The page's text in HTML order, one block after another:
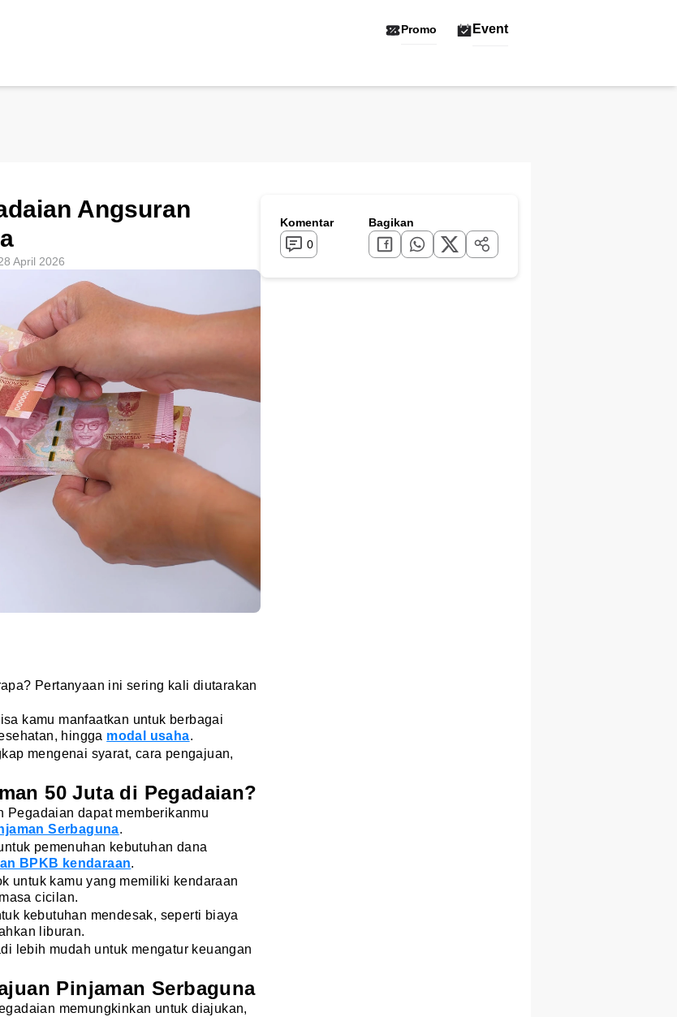
Promo Event
Angsuran
April 2026
Pertanyaan ini sering kali diutarakan
kamu manfaatkan untuk berbagai
hingga modal usaha.
mengenai syarat, cara pengajuan,
50 Juta di Pegadaian?
Pegadaian dapat memberikanmu
Serbaguna.
pemenuhan kebutuhan dana
BPKB kendaraan.
untuk kamu yang memiliki kendaraan
cicilan.
kebutuhan mendesak, seperti biaya
liburan.
lebih mudah untuk mengatur keuangan
Pinjaman Serbaguna
memungkinkan untuk diajukan,
Komentar
0
Bagikan